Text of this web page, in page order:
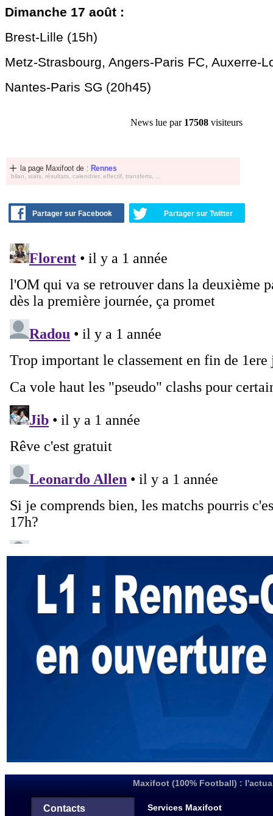
Dimanche 17 août :
Brest-Lille (15h)
Metz-Strasbourg, Angers-Paris FC, Auxerre-
Nantes-Paris SG (20h45)
News lue par 17508 visiteurs
la page Maxifoot de : Rennes
bilan, stats, résultats, calendrier, effectif, transferts, ...
Partager sur Facebook Partager sur Twitter
Maxifoot (100% Football) :
Contacts Services Maxifoot